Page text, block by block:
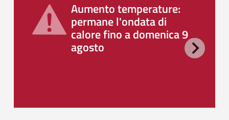
Aumento temperature:
permane l'ondata di
calore fino a domenica 9
agosto